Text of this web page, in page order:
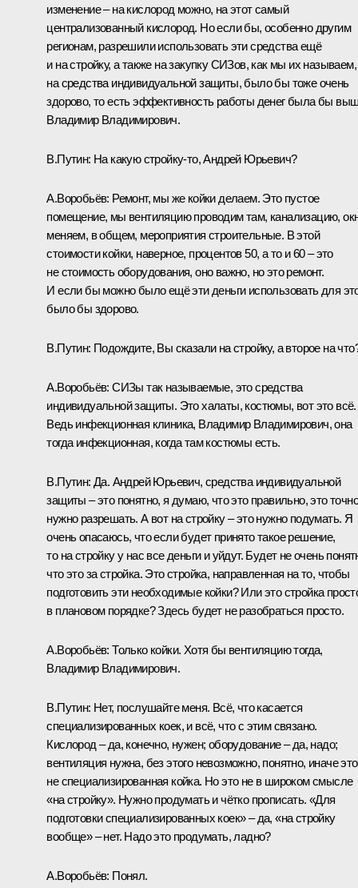
изменение – на кислород можно, на этот самый
централизованный кислород. Но если бы, особенно другим
регионам, разрешили использовать эти средства ещё
и на стройку, а также на закупку СИЗов, как мы их называем,
на средства индивидуальной защиты, было бы тоже очень
здорово, то есть эффективность работы денег была бы
Владимир Владимирович.
В.Путин: На какую стройку-то, Андрей Юрьевич?
А.Воробьёв: Ремонт, мы же койки делаем. Это пустое
помещение, мы вентиляцию проводим там, канализацию,
меняем, в общем, мероприятия строительные. В этой
стоимости койки, наверное, процентов 50, а то и 60 – это
не стоимость оборудования, оно важно, но это ремонт.
И если бы можно было ещё эти деньги использовать для
было бы здорово.
В.Путин: Подождите, Вы сказали на стройку, а второе на
А.Воробьёв: СИЗы так называемые, это средства
индивидуальной защиты. Это халаты, костюмы, вот это всё.
Ведь инфекционная клиника, Владимир Владимирович, она
тогда инфекционная, когда там костюмы есть.
В.Путин: Да. Андрей Юрьевич, средства индивидуальной
защиты – это понятно, я думаю, что это правильно, это точно
нужно разрешать. А вот на стройку – это нужно подумать. Я
очень опасаюсь, что если будет принято такое решение,
то на стройку у нас все деньги и уйдут. Будет не очень
что это за стройка. Это стройка, направленная на то, чтобы
подготовить эти необходимые койки? Или это стройка
в плановом порядке? Здесь будет не разобраться просто.
А.Воробьёв: Только койки. Хотя бы вентиляцию тогда,
Владимир Владимирович.
В.Путин: Нет, послушайте меня. Всё, что касается
специализированных коек, и всё, что с этим связано.
Кислород – да, конечно, нужен; оборудование – да, надо;
вентиляция нужна, без этого невозможно, понятно, иначе это
не специализированная койка. Но это не в широком смысле
«на стройку». Нужно продумать и чётко прописать. «Для
подготовки специализированных коек» – да, «на стройку
вообще» – нет. Надо это продумать, ладно?
А.Воробьёв: Понял.